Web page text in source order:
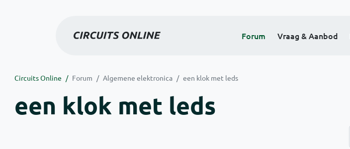
Forum Vraag & Aanbod
Circuits Online Forum Algemene elektronica een klok met leds
een klok met leds